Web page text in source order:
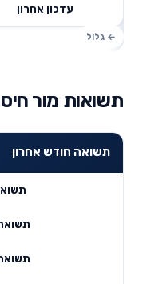
עדכון אחרון
תשואות מור
תשואה חודש אחרון
תשואה
תשואה